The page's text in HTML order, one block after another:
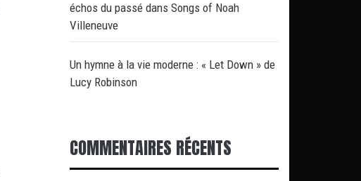
échos du passé dans Songs of Noah
Villeneuve
Un hymne à la vie moderne : « Let Down » de
Lucy Robinson
COMMENTAIRES RÉCENTS